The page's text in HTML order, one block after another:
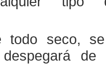
todo seco,
de